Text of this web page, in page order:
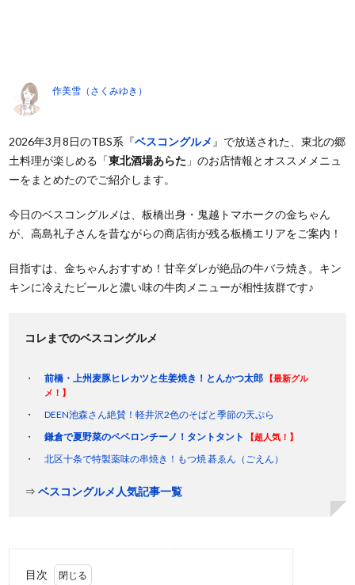
作美雪（さくみゆき）
2026年3月8日のTBS系『ベスコングルメ 』で放送された、東北の郷
土料理が楽しめる「東北酒場あらた 」のお店情報とオススメメニュ
ーをまとめたのでご紹介します。
今日のベスコングルメは、板橋出身・鬼越トマホークの金ちゃん
が、高島礼子さんを昔ながらの商店街が残る板橋エリアをご案内！
目指すは、金ちゃんおすすめ！甘辛ダレが絶品の牛バラ焼き。キン
キンに冷えたビールと濃い味の牛肉メニューが相性抜群です♪
コレまでのベスコングルメ
前橋・上州麦豚ヒレカツと生姜焼き！とんかつ太郎
【最新グル
メ！】
DEEN池森さん絶賛！軽井沢2色のそばと季節の天ぷら
鎌倉で夏野菜のペペロンチーノ！タントタント
【超人気！】
北区十条で特製薬味の串焼き！もつ焼 碁ゑん（ごえん）
⇒ベスコングルメ人気記事一覧
目次